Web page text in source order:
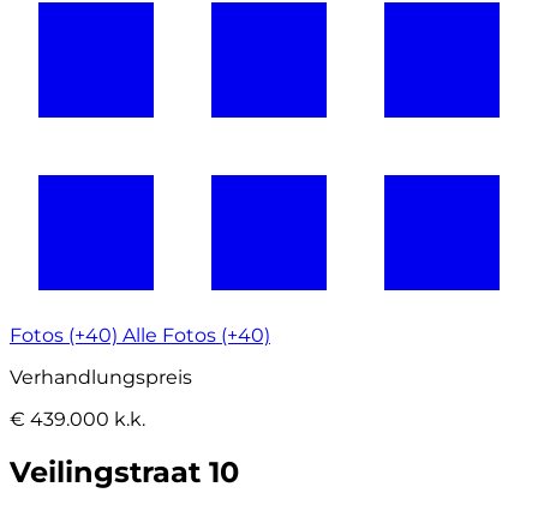
Fotos (+40) Alle Fotos (+40)
Verhandlungspreis
€ 439.000 k.k.
Veilingstraat 10